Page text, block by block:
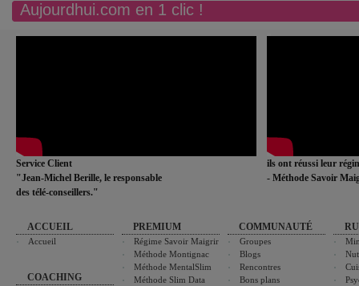
Aujourdhui.com en 1 clic !
Service Client
"Jean-Michel Berille, le responsable
des télé-conseillers."
ils ont réussi leur
- Méthode Savoir
ACCUEIL
Accueil
COACHING
PREMIUM
Régime Savoir Maigrir
Méthode Montignac
Méthode MentalSlim
Méthode Slim Data
COMMUNAUTÉ
Groupes
Blogs
Rencontres
Bons plans